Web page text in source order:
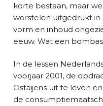
korte bestaan, maar
worstelen uitgedrukt
vorm en inhoud
eeuw. Wat een
In de lessen
voorjaar 2001, de
Ostaijens uit te leven
de